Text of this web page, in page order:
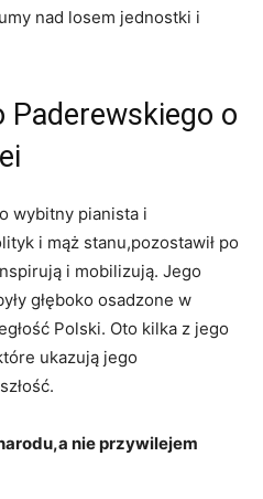
nad losem jednostki i
Paderewskiego o
wybitny pianista i
i mąż stanu,pozostawił po
i mobilizują. Jego
głęboko osadzone w
Polski. ⁢Oto kilka z jego
‌ukazują ​jego
nie przywilejem